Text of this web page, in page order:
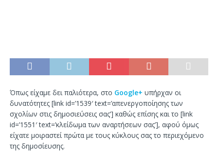
Όπως είχαμε δει παλιότερα, στο Google+ υπήρχαν οι
δυνατότητες [link id=’1539′ text=’απενεργοποίησης των
σχολίων στις δημοσιεύσεις σας’] καθώς επίσης και το [link
id=’1551′ text=’κλείδωμα των αναρτήσεων σας’], αφού όμως
είχατε μοιραστεί πρώτα με τους κύκλους σας το περιεχόμενο
της δημοσίευσης.